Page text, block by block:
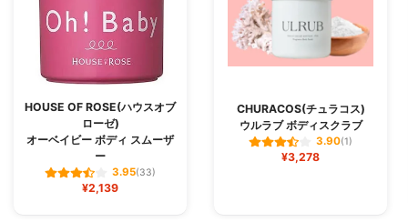
HOUSE OF ROSE(ハウスオブ
ローゼ)
オーベイビー ボディ スムーザ
ー
3.95(33)
¥2,139
CHURACOS(チュラコス)
ウルラブ ボディスクラブ
3.90(1)
¥3,278